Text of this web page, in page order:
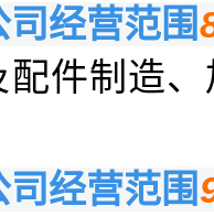
经营范围
件制造
经营范围